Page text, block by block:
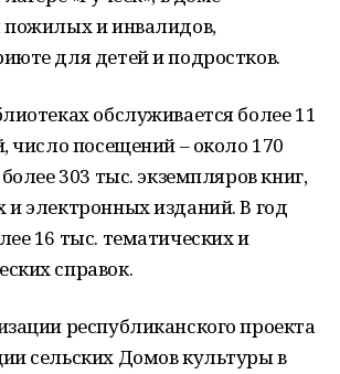
пожилых и инвалидов,
для детей и подростков.
обслуживается более 11
число посещений – около 170
303 тыс. экземпляров книг,
и электронных изданий. В год
16 тыс. тематических и
справок.
республиканского проекта
сельских Домов культуры в